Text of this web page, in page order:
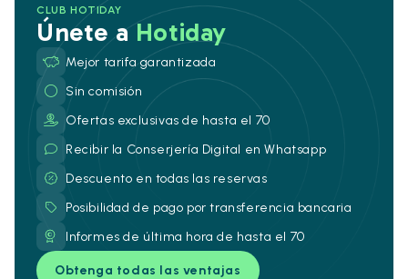
CLUB HOTIDAY
Únete aHotiday
Mejor tarifa garantizada
Sin comisión
Ofertas exclusivas de hasta el 70
Recibir la Conserjería Digital en Whatsapp
Descuento en todas las reservas
Posibilidad de pago por transferencia bancaria
Informes de última hora de hasta el 70
Obtenga todas las ventajas